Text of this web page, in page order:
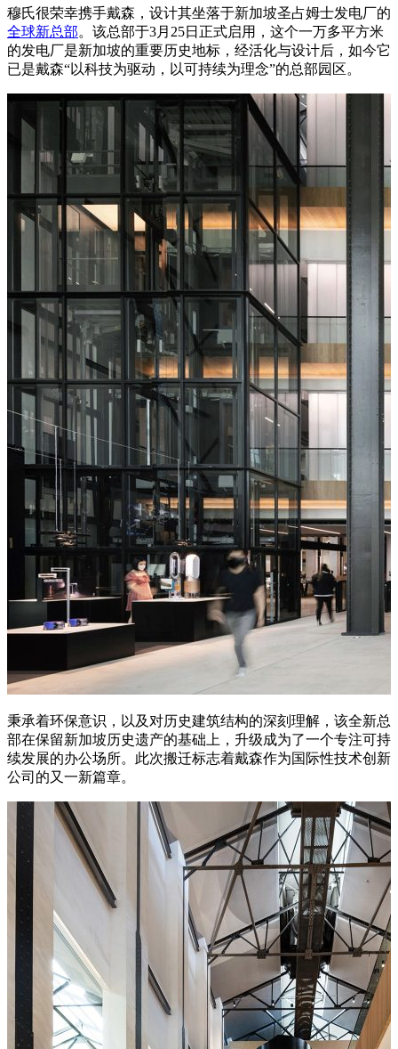
穆氏很荣幸携手戴森，设计其坐落于新加坡圣占姆士发电厂的
全球新总部。该总部于3月25日正式启用，这个一万多平方米
的发电厂是新加坡的重要历史地标，经活化与设计后，如今它
已是戴森“以科技为驱动，以可持续为理念”的总部园区。
秉承着环保意识，以及对历史建筑结构的深刻理解，该全新总
部在保留新加坡历史遗产的基础上，升级成为了一个专注可持
续发展的办公场所。此次搬迁标志着戴森作为国际性技术创新
公司的又一新篇章。